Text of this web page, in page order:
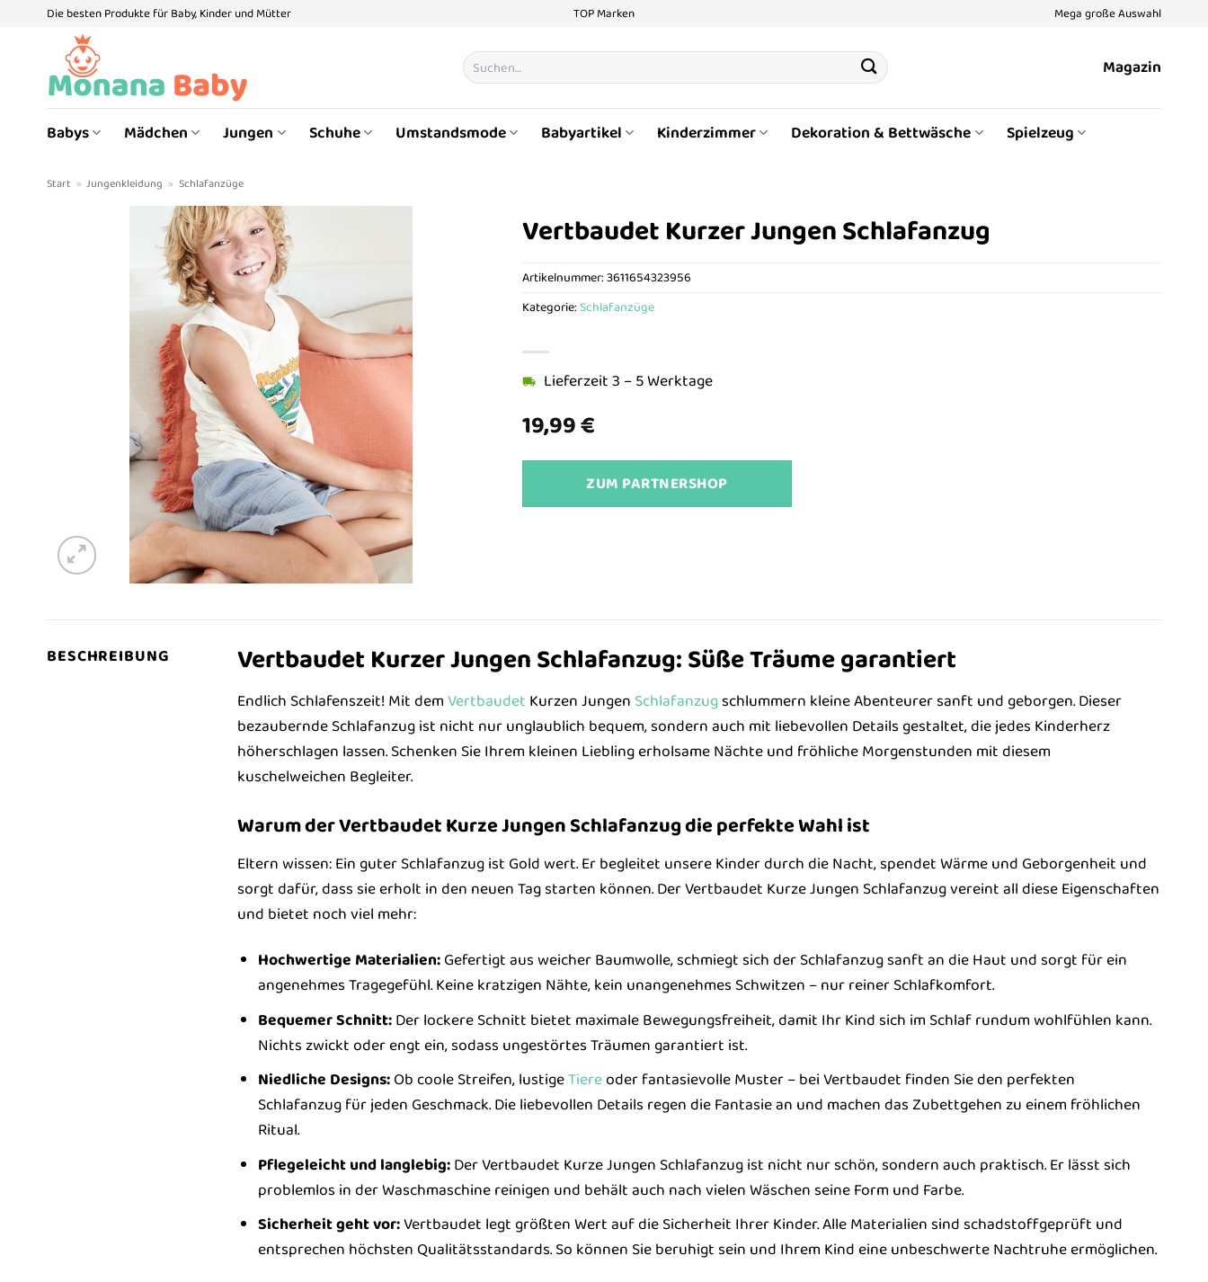
Die besten Produkte für Baby, Kinder und Mütter TOP Marken Mega große Auswahl
Suchen
nach:
Magazin
Babys Mädchen Jungen Schuhe Umstandsmode Babyartikel Kinderzimmer Dekoration & Bettwäsche Spielzeug
Start » Jungenkleidung » Schlafanzüge
Vertbaudet Kurzer Jungen Schlafanzug
19,99€
Lieferzeit 3 – 5 Werktage
ZUM PARTNERSHOP
Artikelnummer:3611654323956
Kategorie: Schlafanzüge
BESCHREIBUNG Vertbaudet Kurzer Jungen Schlafanzug: Süße Träume garantiert
Endlich Schlafenszeit! Mit demVertbaudet Kurzen Jungen Schlafanzugschlummern kleine Abenteurer sanft und geborgen. Dieser
bezaubernde Schlafanzug ist nicht nur unglaublich bequem, sondern auch mit liebevollen Details gestaltet, die jedes Kinderherz
höherschlagen lassen. Schenken Sie Ihrem kleinen Liebling erholsame Nächte und fröhliche Morgenstunden mit diesem
kuschelweichen Begleiter.
Warum der Vertbaudet Kurze Jungen Schlafanzug die perfekte Wahl ist
Eltern wissen: Ein guter Schlafanzug ist Gold wert. Er begleitet unsere Kinder durch die Nacht, spendet Wärme und Geborgenheit und
sorgt dafür, dass sie erholt in den neuen Tag starten können. Der Vertbaudet Kurze Jungen Schlafanzug vereint all diese Eigenschaften
und bietet noch viel mehr:
Hochwertige Materialien:Gefertigt aus weicher Baumwolle, schmiegt sich der Schlafanzug sanft an die Haut und sorgt für ein
angenehmes Tragegefühl. Keine kratzigen Nähte, kein unangenehmes Schwitzen – nur reiner Schlafkomfort.
Bequemer Schnitt:Der lockere Schnitt bietet maximale Bewegungsfreiheit, damit Ihr Kind sich im Schlaf rundum wohlfühlen kann.
Nichts zwickt oder engt ein, sodass ungestörtes Träumen garantiert ist.
Niedliche Designs:Ob coole Streifen, lustigeTiereoder fantasievolle Muster – bei Vertbaudet finden Sie den perfekten
Schlafanzug für jeden Geschmack. Die liebevollen Details regen die Fantasie an und machen das Zubettgehen zu einem fröhlichen
Ritual.
Pflegeleicht und langlebig:Der Vertbaudet Kurze Jungen Schlafanzug ist nicht nur schön, sondern auch praktisch. Er lässt sich
problemlos in der Waschmaschine reinigen und behält auch nach vielen Wäschen seine Form und Farbe.
Sicherheit geht vor:Vertbaudet legt größten Wert auf die Sicherheit Ihrer Kinder. Alle Materialien sind schadstoffgeprüft und
entsprechen höchsten Qualitätsstandards. So können Sie beruhigt sein und Ihrem Kind eine unbeschwerte Nachtruhe ermöglichen.